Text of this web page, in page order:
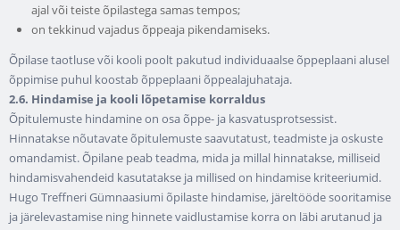
ajal või teiste õpilastega samas tempos;
on tekkinud vajadus õppeaja pikendamiseks.
Õpilase taotluse või kooli poolt pakutud individuaalse õppeplaani alusel
õppimise puhul koostab õppeplaani õppealajuhataja.
2.6. Hindamise ja kooli lõpetamise korraldus
Õpitulemuste hindamine on osa õppe- ja kasvatusprotsessist.
Hinnatakse nõutavate õpitulemuste saavutatust, teadmiste ja oskuste
omandamist. Õpilane peab teadma, mida ja millal hinnatakse, milliseid
hindamisvahendeid kasutatakse ja millised on hindamise kriteeriumid.
Hugo Treffneri Gümnaasiumi õpilaste hindamise, järeltööde sooritamise
ja järelevastamise ning hinnete vaidlustamise korra on läbi arutanud ja